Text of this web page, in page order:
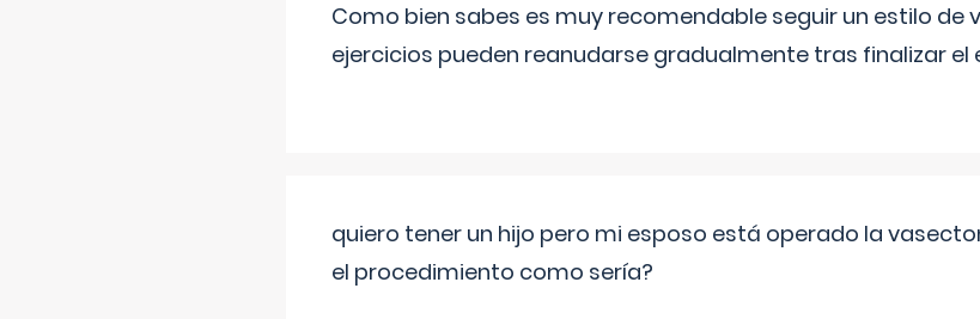
Como bien sabes es muy recomendable seguir un estilo de
ejercicios pueden reanudarse gradualmente tras finalizar el
quiero tener un hijo pero mi esposo está operado la
el procedimiento como sería?